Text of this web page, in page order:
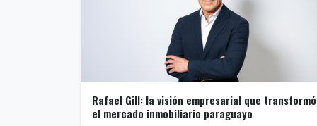
Rafael Gill: la visión empresarial que transformó
el mercado inmobiliario paraguayo